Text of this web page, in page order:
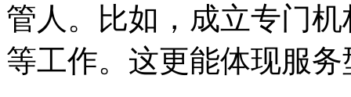
管人。比如，成立专门
等工作。这更能体现服